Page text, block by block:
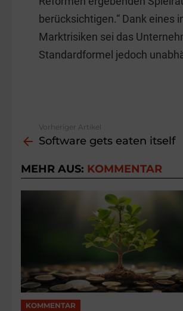
berücksichtigen.“ Dank eines
Marktrisiken sei das
Standardformel jedoch
more
Vorheriger Artikel
Software gets eaten itself
MEHR AUS: KOMMENTAR
KOMMENTAR